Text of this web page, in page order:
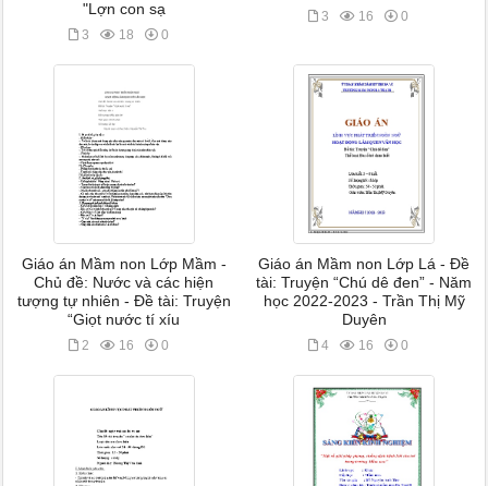
"Lợn con sạ
3 18 0
3 16 0
Giáo án Mầm non Lớp Mầm -
Chủ đề: Nước và các hiện
tượng tự nhiên - Đề tài: Truyện
“Giọt nước tí xíu
2 16 0
Giáo án Mầm non Lớp Lá - Đề
tài: Truyện “Chú dê đen” - Năm
học 2022-2023 - Trần Thị Mỹ
Duyên
4 16 0